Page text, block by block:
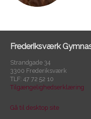
Frederiksværk
Strandgade 34
3300 Frederiksværk
TLF: 47 72 52 10
Tilgængelighedserklæring
Gå til desktop site